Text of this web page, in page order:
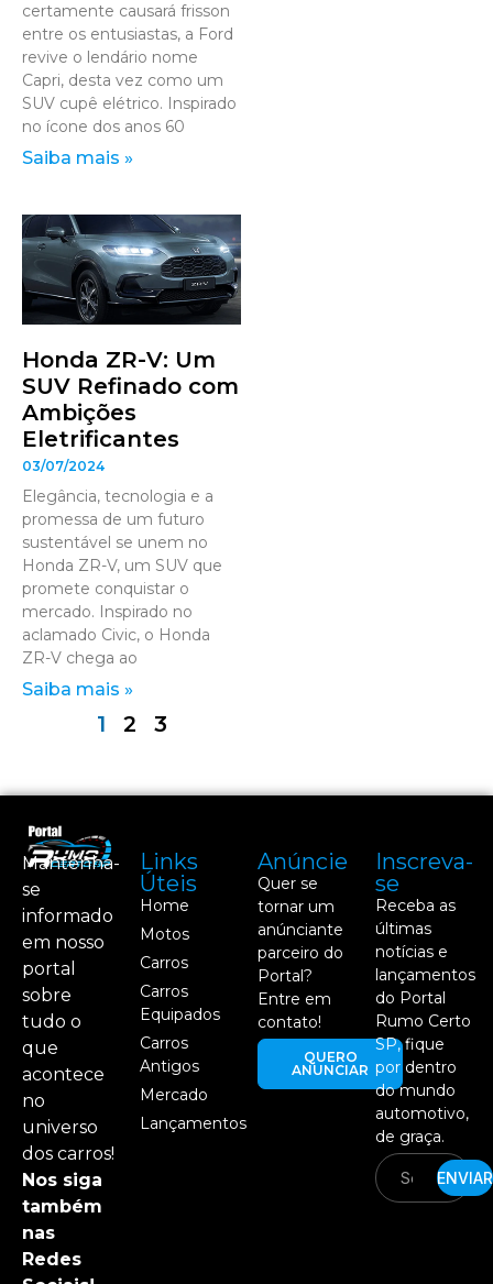
certamente causará frisson
entre os entusiastas, a Ford
revive o lendário nome
Capri, desta vez como um
SUV cupê elétrico. Inspirado
no ícone dos anos 60
Saiba mais »
Honda ZR-V: Um
SUV Refinado com
Ambições
Eletrificantes
03/07/2024
Elegância, tecnologia e a
promessa de um futuro
sustentável se unem no
Honda ZR-V, um SUV que
promete conquistar o
mercado. Inspirado no
aclamado Civic, o Honda
ZR-V chega ao
Saiba mais »
1 2 3
Mantenha-
se
informado
em nosso
portal
sobre
tudo o
que
acontece
no
universo
dos carros!
Nos siga
também
nas
Redes
Links
Úteis
Home
Motos
Carros
Carros
Equipados
Carros
Antigos
Mercado
Lançamentos
Anúncie
Quer se
tornar um
anúnciante
parceiro do
Portal?
Entre em
contato!
QUERO
ANUNCIAR
Inscreva-
se
Receba as
últimas
notícias e
lançamentos
do Portal
Rumo Certo
SP, fique
por dentro
do mundo
automotivo,
de graça.
ENVIAR